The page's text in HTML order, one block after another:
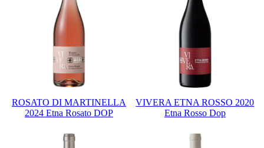
ROSATO DI MARTINELLA
2024 Etna Rosato DOP
VIVERA ETNA ROSSO 2020
Etna Rosso Dop